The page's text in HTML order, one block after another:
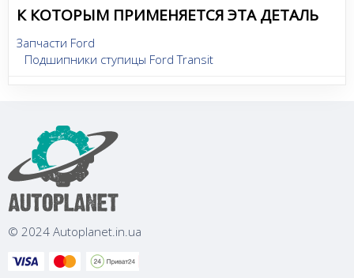
К КОТОРЫМ ПРИМЕНЯЕТСЯ ЭТА ДЕТАЛЬ
Запчасти Ford
Подшипники ступицы Ford Transit
© 2024 Autoplanet.in.ua